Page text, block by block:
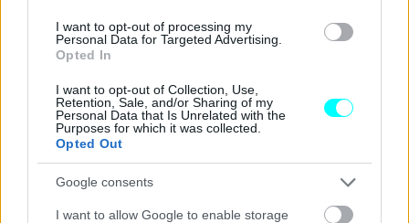
I want to opt-out of processing my
Personal Data for Targeted Advertising.
Opted In
I want to opt-out of Collection, Use,
Retention, Sale, and/or Sharing of my
Personal Data that Is Unrelated with the
Purposes for which it was collected.
Opted Out
Google consents
I want to allow Google to enable storage